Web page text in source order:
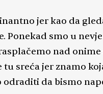
jer kao da
Ponekad smo u
nad onime
sreća jer znamo
odraditi da bismo